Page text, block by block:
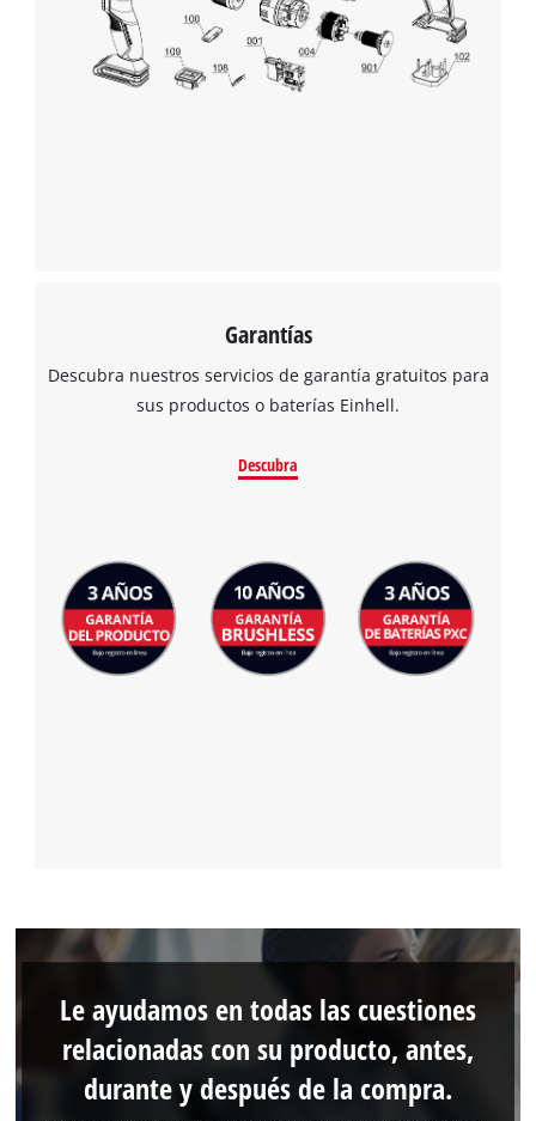
Garantías
Descubra nuestros servicios de garantía gratuitos para
sus productos o baterías Einhell.
Descubra
Le ayudamos en todas las cuestiones
relacionadas con su producto, antes,
durante y después de la compra.